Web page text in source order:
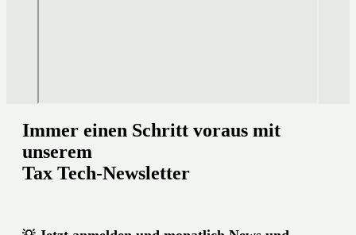
Immer einen Schritt voraus mit
unserem
Tax Tech-Newsletter